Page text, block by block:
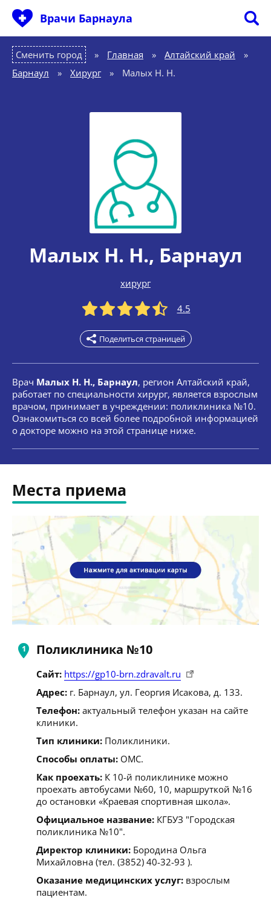
Врачи Барнаула
Сменить город Главная » Алтайский край
»
Барнаул
» Хирург » Малых Н. Н.
Малых Н. Н., Барнаул
хирург
4.5
Поделиться страницей
Врач Малых Н. Н., Барнаул, регион Алтайский край,
работает по специальности хирург, является взрослым
врачом, принимает в учреждении: поликлиника №10.
Ознакомиться со всей более подробной информацией
о докторе можно на этой странице ниже.
Места приема
Поликлиника №10
Сайт: https://gp10-brn.zdravalt.ru
Адрес: г. Барнаул, ул. Георгия Исакова, д. 133.
Телефон: актуальный телефон указан на сайте
клиники.
Тип клиники: Поликлиники.
Способы оплаты: ОМС.
Как проехать: К 10-й поликлинике можно
проехать автобусами №60, 10, маршруткой №16
до остановки «Краевая спортивная школа».
Официальное название: КГБУЗ "Городская
поликлиника №10".
Директор клиники: Бородина Ольга
Михайловна (тел. (3852) 40-32-93 ).
Оказание медицинских услуг: взрослым
пациентам.